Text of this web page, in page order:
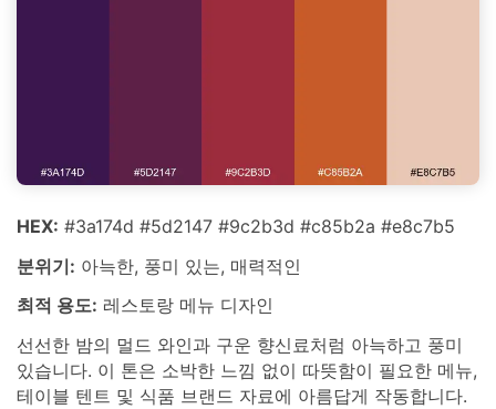
HEX: #3a174d #5d2147 #9c2b3d #c85b2a #e8c7b5
분위기: 아늑한, 풍미 있는, 매력적인
최적 용도: 레스토랑 메뉴 디자인
선선한 밤의 멀드 와인과 구운 향신료처럼 아늑하고 풍미
있습니다. 이 톤은 소박한 느낌 없이 따뜻함이 필요한 메뉴,
테이블 텐트 및 식품 브랜드 자료에 아름답게 작동합니다.